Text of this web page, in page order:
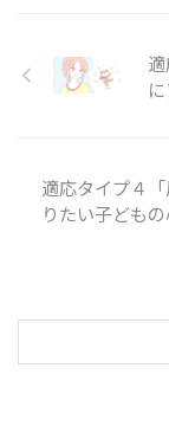
適応タイプ４
りたい子ども